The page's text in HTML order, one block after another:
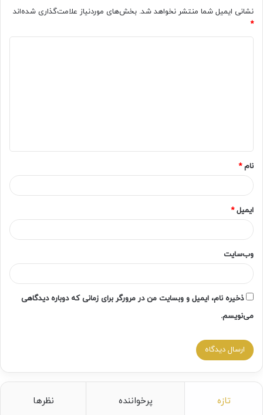
نشانی ایمیل شما منتشر نخواهد شد. بخش‌های موردنیاز علامت‌گذاری شده‌اند
*
*
نام*
ایمیل*
وب‌سایت
ذخیره نام، ایمیل و وبسایت من در مرورگر برای زمانی که دوباره دیدگاهی
می‌نویسم.
تازه پرخواننده نظرها